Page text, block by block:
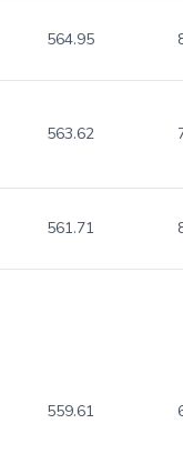
564.95
563.62
561.71
559.61